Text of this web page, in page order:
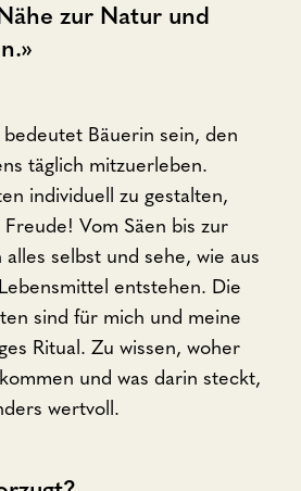
zur Natur und
Bäuerin sein, den
täglich mitzuerleben.
individuell zu gestalten,
Vom Säen bis zur
selbst und sehe, wie aus
entstehen. Die
sind für mich und meine
Ritual. Zu wissen, woher
und was darin steckt,
wertvoll.